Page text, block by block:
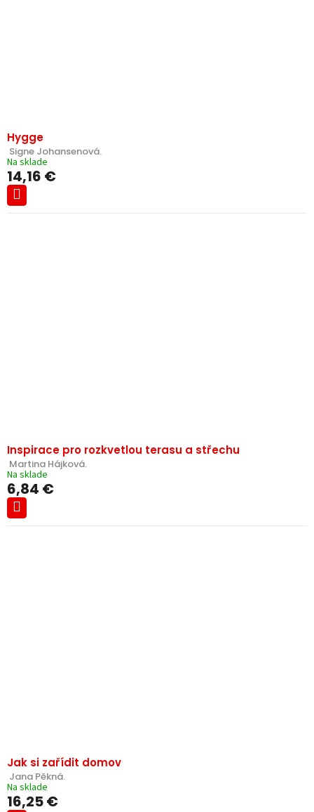
Hygge
Signe Johansenová.
Na sklade
14,16 €
Inspirace pro rozkvetlou terasu a střechu
Martina Hájková.
Na sklade
6,84 €
Jak si zařídit domov
Jana Pěkná.
Na sklade
16,25 €